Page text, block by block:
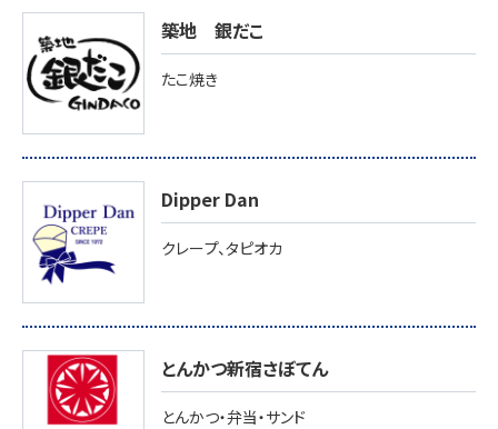
築地 銀だこ
たこ焼き
Dipper Dan
クレープ、タピオカ
とんかつ新宿さぼてん
とんかつ・弁当・サンド